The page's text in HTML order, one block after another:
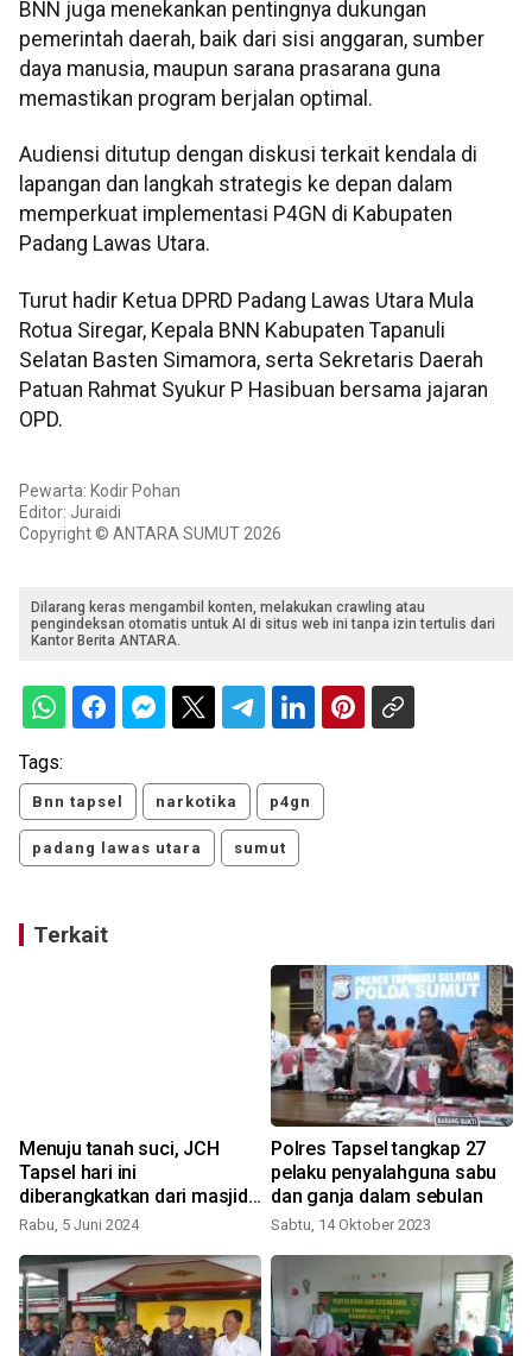
BNN juga menekankan pentingnya dukungan
pemerintah daerah, baik dari sisi anggaran, sumber
daya manusia, maupun sarana prasarana guna
memastikan program berjalan optimal.
Audiensi ditutup dengan diskusi terkait kendala di
lapangan dan langkah strategis ke depan dalam
memperkuat implementasi P4GN di Kabupaten
Padang Lawas Utara.
Turut hadir Ketua DPRD Padang Lawas Utara Mula
Rotua Siregar, Kepala BNN Kabupaten Tapanuli
Selatan Basten Simamora, serta Sekretaris Daerah
Patuan Rahmat Syukur P Hasibuan bersama jajaran
OPD.
Pewarta: Kodir Pohan
Editor: Juraidi
Copyright © ANTARA SUMUT 2026
Dilarang keras mengambil konten, melakukan crawling atau
pengindeksan otomatis untuk AI di situs web ini tanpa izin tertulis dari
Kantor Berita ANTARA.
Tags:
Bnn tapsel narkotika p4gn
padang lawas utara sumut
Terkait
Menuju tanah suci, JCH
Tapsel hari ini
diberangkatkan dari masjid
ini
Rabu, 5 Juni 2024
Polres Tapsel tangkap 27
pelaku penyalahguna sabu
dan ganja dalam sebulan
Sabtu, 14 Oktober 2023